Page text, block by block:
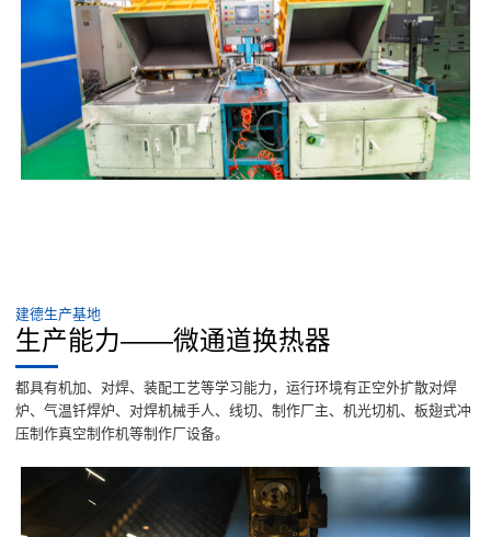
建德生产基地
生产能力——微通道换热器
都具有机加、对焊、装配工艺等学习能力，运行环境有正空外扩散对焊
炉、气温钎焊炉、对焊机械手人、线切、制作厂主、机光切机、板翅式冲
压制作真空制作机等制作厂设备。